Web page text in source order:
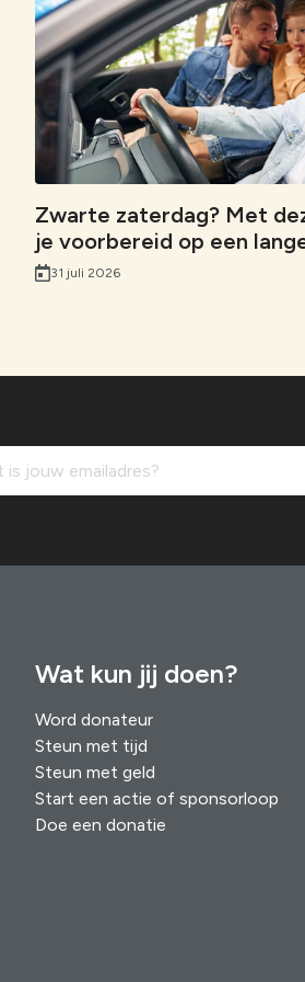
b
o
o
k
e
d
I
n
s
A
p
p
i
n
k
i
l
Zwarte zaterdag? Met
je voorbereid op een
31 juli 2026
Wat kun jij doen?
Word donateur
Steun met tijd
Steun met geld
Start een actie of sponsorloop
Doe een donatie